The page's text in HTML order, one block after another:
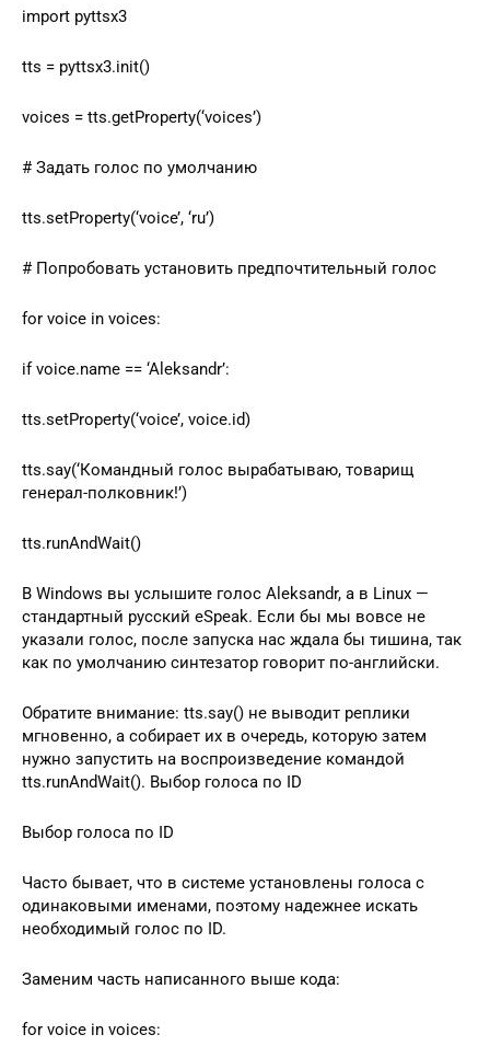
import pyttsx3
tts = pyttsx3.init()
voices = tts.getProperty(‘voices’)
# Задать голос по умолчанию
tts.setProperty(‘voice’, ‘ru’)
# Попробовать установить предпочтительный голос
for voice in voices:
if voice.name == ‘Aleksandr’:
tts.setProperty(‘voice’, voice.id)
tts.say(‘Командный голос вырабатываю, товарищ
генерал-полковник!’)
tts.runAndWait()
В Windows вы услышите голос Aleksandr, а в Linux —
стандартный русский eSpeak. Если бы мы вовсе не
указали голос, после запуска нас ждала бы тишина, так
как по умолчанию синтезатор говорит по-английски.
Обратите внимание: tts.say() не выводит реплики
мгновенно, а собирает их в очередь, которую затем
нужно запустить на воспроизведение командой
tts.runAndWait(). Выбор голоса по ID
Выбор голоса по ID
Часто бывает, что в системе установлены голоса с
одинаковыми именами, поэтому надежнее искать
необходимый голос по ID.
Заменим часть написанного выше кода:
for voice in voices: